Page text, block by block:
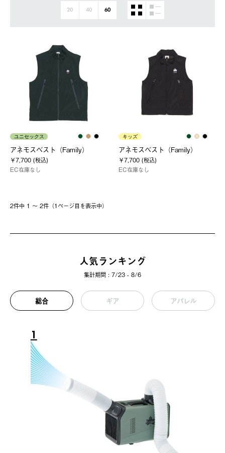
20 40 60
ユニセックス
アネモスベスト（Family）
￥7,700 (税込)
EC在庫なし
キッズ
アネモスベスト（Family）
￥7,700 (税込)
EC在庫なし
2件中 1 〜 2件（1ページ⽬を表⽰中）
人気ランキング
集計期間 : 7/23 - 8/6
総合 ギア アパレル
1